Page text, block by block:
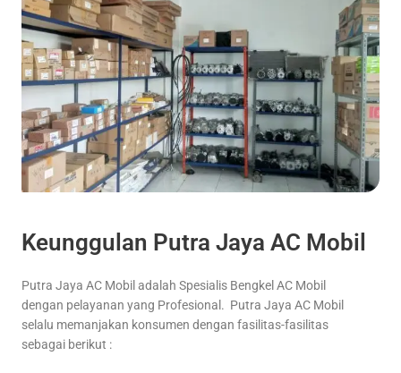
Keunggulan Putra Jaya AC Mobil
Putra Jaya AC Mobil adalah Spesialis Bengkel AC Mobil
dengan pelayanan yang Profesional. Putra Jaya AC Mobil
selalu memanjakan konsumen dengan fasilitas-fasilitas
sebagai berikut :